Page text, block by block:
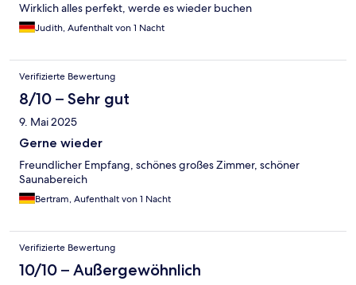
Wirklich alles perfekt, werde es wieder buchen
Judith, Aufenthalt von 1 Nacht
Verifizierte Bewertung
8/10 – Sehr gut
9. Mai 2025
Gerne wieder
Freundlicher Empfang, schönes großes Zimmer, schöner
Saunabereich
Bertram, Aufenthalt von 1 Nacht
Verifizierte Bewertung
10/10 – Außergewöhnlich